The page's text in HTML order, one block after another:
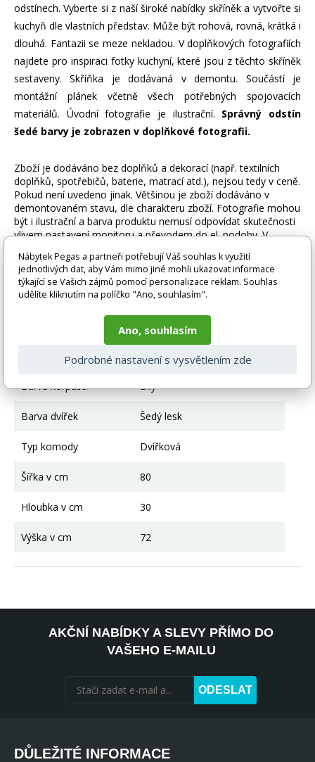
odstínech. Vyberte si z naší široké nabídky skříněk a vytvořte si
kuchyň dle vlastních představ. Může být rohová, rovná, krátká i
dlouhá. Fantazii se meze nekladou. V doplňkových fotografiích
najdete pro inspiraci fotky kuchyní, které jsou z těchto skříněk
sestaveny. Skříňka je dodávaná v demontu. Součástí je
montážní plánek včetně všech potřebných spojovacích
materiálů. Úvodní fotografie je ilustrační. Správný odstín
šedé barvy je zobrazen v doplňkové fotografii.
Zboží je dodáváno bez doplňků a dekorací (např. textilních
doplňků, spotřebičů, baterie, matrací atd.), nejsou tedy v ceně.
Pokud není uvedeno jinak. Většinou je zboží dodáváno v
demontovaném stavu, dle charakteru zboží. Fotografie mohou
být i ilustrační a barva produktu nemusí odpovídat skutečnosti
vlivem nastavení monitoru a převodem do el. podoby. V
pegas@nabytek-pegas.cz či volejte 777244446.
Technické parametry
Kuchyňské linky - skřínky
Barevné provedení Bílá + Šedý lesk
Barva korpusu Bílý
Barva dvířek Šedý lesk
Typ komody Dvířková
Šířka v cm 80
Hloubka v cm 30
Výška v cm 72
AKČNÍ NABÍDKY A SLEVY PŘÍMO DO
VAŠEHO E-MAILU
ODESLAT
DŮLEŽITÉ INFORMACE
Nábytek Pegas a partneři potřebují Váš souhlas k využití
jednotlivých dat, aby Vám mimo jiné mohli ukazovat informace
týkající se Vašich zájmů pomocí personalizace reklam. Souhlas
udělíte kliknutím na políčko "Ano, souhlasím".
Ano, souhlasím
Podrobné nastavení s vysvětlením zde